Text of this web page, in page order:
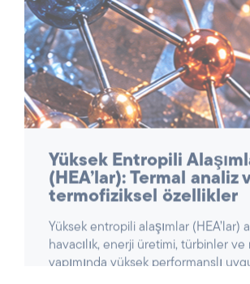
Yüksek entropili alaşımlar (HEA’lar)
havacılık, enerji üretimi, türbinler ve
yapımında yüksek performanslı
için önemli bir malzeme sınıfı
edilmektedir. Karmaşık, çok
nedeniyle, yüksek mukavemet,
oksidasyon direncinin benzersiz
zamanda karakterize edilmeleri son
zordur.